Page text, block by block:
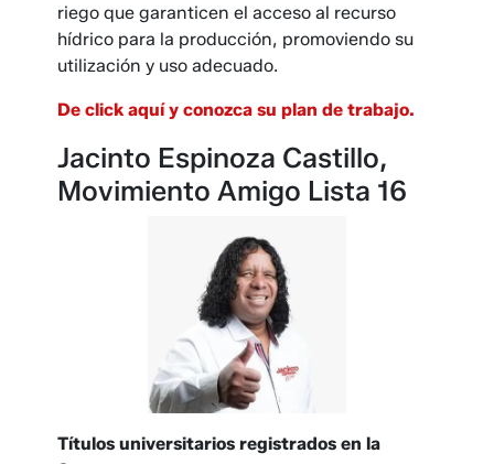
riego que garanticen el acceso al recurso
hídrico para la producción, promoviendo su
utilización y uso adecuado.
De click aquí y conozca su plan de trabajo.
Jacinto Espinoza Castillo,
Movimiento Amigo Lista 16
Títulos universitarios registrados en la